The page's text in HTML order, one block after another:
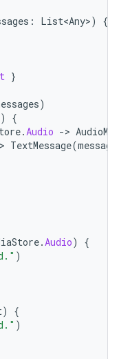
: List<Any>)
{
}
)
)
{
.Audio ->
> TextMessage(message
.Audio)
{
)
)
{
)